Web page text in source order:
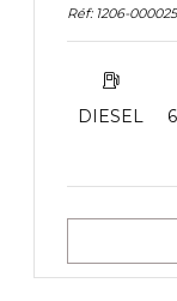
Réf: 1206-
DIESEL